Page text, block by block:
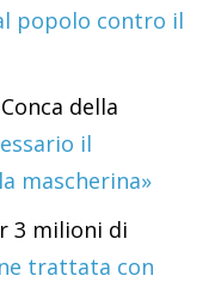
popolo contro il
della
il
mascherina»
3 milioni di
trattata con